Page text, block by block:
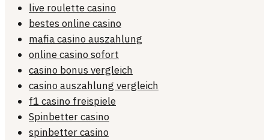
live roulette casino
bestes online casino
mafia casino auszahlung
online casino sofort
casino bonus vergleich
casino auszahlung vergleich
f1 casino freispiele
Spinbetter casino
spinbetter casino